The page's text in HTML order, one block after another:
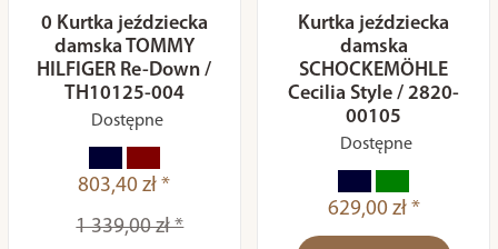
0 Kurtka jeździecka
damska TOMMY
HILFIGER Re-Down /
TH10125-004
Dostępne
803,40 zł *
1 339,00 zł *
Kurtka jeździecka
damska
SCHOCKEMÖHLE
Cecilia Style / 2820-
00105
Dostępne
629,00 zł *